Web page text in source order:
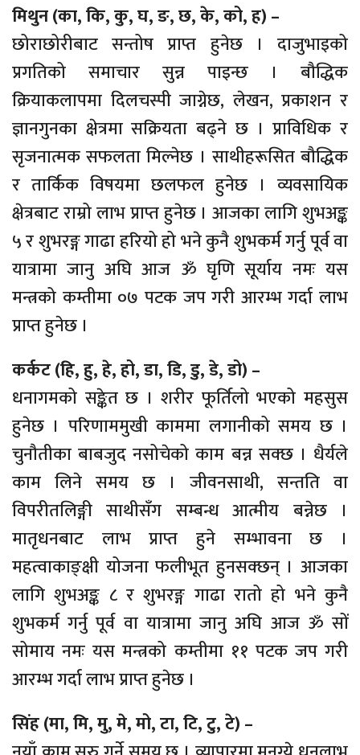
मिथुन (का, कि, कु, घ, ङ, छ, के, को, ह) –
छोराछोरीबाट सन्तोष प्राप्त हुनेछ । दाजुभाइको
प्रगतिको समाचार सुन्न पाइन्छ । बौद्धिक
क्रियाकलापमा दिलचस्पी जाग्नेछ, लेखन, प्रकाशन र
ज्ञानगुनका क्षेत्रमा सक्रियता बढ्ने छ । प्राविधिक र
सृजनात्मक सफलता मिल्नेछ । साथीहरूसित बौद्धिक
र तार्किक विषयमा छलफल हुनेछ । व्यवसायिक
क्षेत्रबाट राम्रो लाभ प्राप्त हुनेछ । आजका लागि शुभअङ्क
५ र शुभरङ्ग गाढा हरियो हो भने कुनै शुभकर्म गर्नु पूर्व वा
यात्रामा जानु अघि आज ॐ घृणि सूर्याय नमः यस
मन्त्रको कम्तीमा ०७ पटक जप गरी आरम्भ गर्दा लाभ
प्राप्त हुनेछ ।
कर्कट (हि, हु, हे, हो, डा, डि, डु, डे, डो) –
धनागमको सङ्केत छ । शरीर फूर्तिलो भएको महसुस
हुनेछ । परिणाममुखी काममा लगानीको समय छ ।
चुनौतीका बाबजुद नसोचेको काम बन्न सक्छ । धैर्यले
काम लिने समय छ । जीवनसाथी, सन्तति वा
विपरीतलिङ्गी साथीसँग सम्बन्ध आत्मीय बन्नेछ ।
मातृधनबाट लाभ प्राप्त हुने सम्भावना छ ।
महत्वाकाङ्क्षी योजना फलीभूत हुनसक्छन् । आजका
लागि शुभअङ्क ८ र शुभरङ्ग गाढा रातो हो भने कुनै
शुभकर्म गर्नु पूर्व वा यात्रामा जानु अघि आज ॐ सों
सोमाय नमः यस मन्त्रको कम्तीमा ११ पटक जप गरी
आरम्भ गर्दा लाभ प्राप्त हुनेछ ।
सिंह (मा, मि, मु, मे, मो, टा, टि, टु, टे) –